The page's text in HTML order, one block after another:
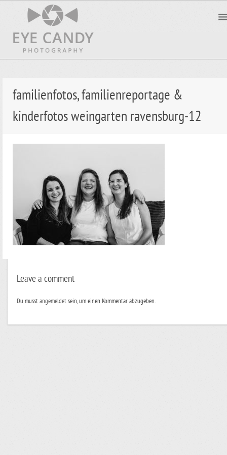
familienfotos, familienreportage &
kinderfotos weingarten ravensburg-12
Leave a comment
Du musstangemeldetsein, um einen Kommentar abzugeben.